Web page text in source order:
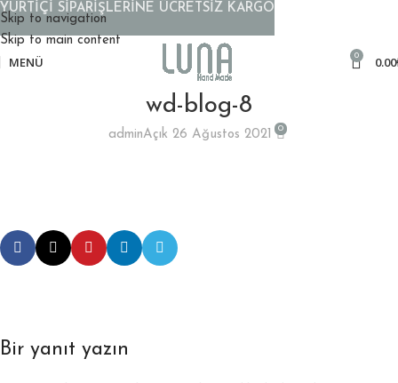
Skip to navigation
Skip to main content
MENÜ 0 0.00
wd-blog-8
adminAçık 26 Ağustos 2021 0
Bir yanıt yazın
YURTİÇİ SİPARİŞLERİNE ÜCRETSİZ KARGO